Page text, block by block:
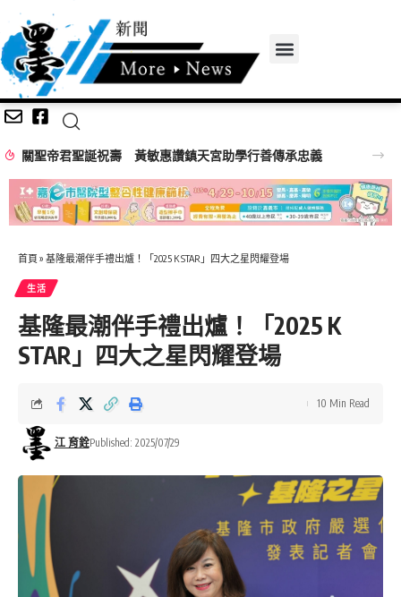
關聖帝君聖誕祝壽 黃敏惠讚鎮天宮助學行善傳承忠義
首頁 » 基隆最潮伴手禮出爐！「2025 K STAR」四大之星閃耀登場
生活
基隆最潮伴手禮出爐！「2025 K
STAR」四大之星閃耀登場
江 育銓Published: 2025/07/29
10 Min Read